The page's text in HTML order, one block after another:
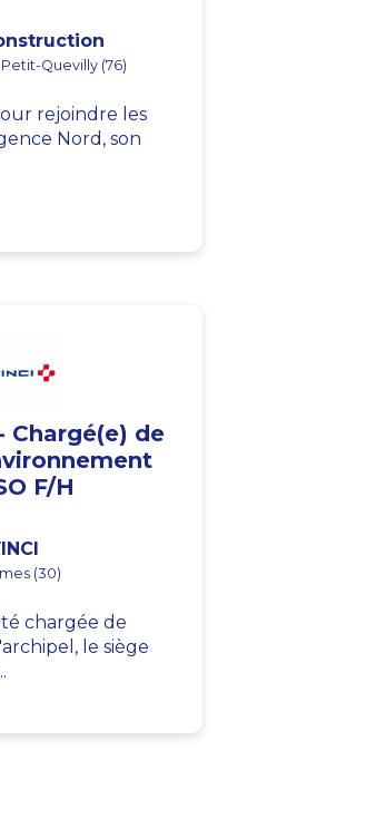
Petit-Quevilly (76)
rejoindre les
Nord, son
Chargé(e) de
F/H
(30)
chargée de
le siège